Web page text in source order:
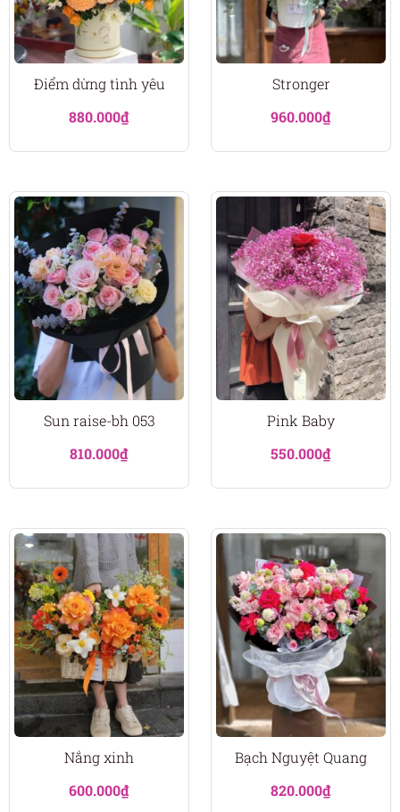
Điểm dừng tình yêu
880.000₫
Stronger
960.000₫
Sun raise-bh 053
810.000₫
Pink Baby
550.000₫
Nắng xinh
600.000₫
Bạch Nguyệt Quang
820.000₫